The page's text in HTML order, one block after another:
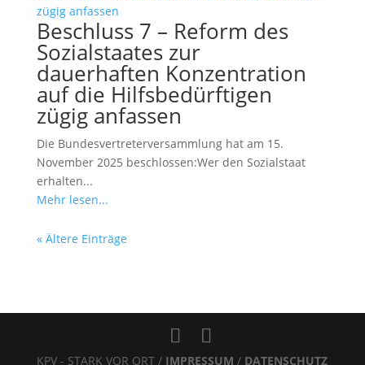
Beschluss 7 – Reform des
Sozialstaates zur
dauerhaften Konzentration
auf die Hilfsbedürftigen
zügig anfassen
Die Bundesvertreterversammlung hat am 15.
November 2025 beschlossen:Wer den Sozialstaat
erhalten...
Mehr lesen...
« Ältere Einträge
KPV - STARK VOR ORT / IMPRESSUM/ DATENSCHUTZ